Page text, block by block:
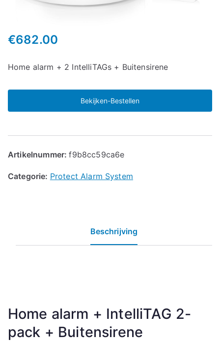
€682.00
Home alarm + 2 IntelliTAGs + Buitensirene
Bekijken-Bestellen
Artikelnummer:f9b8cc59ca6e
Categorie: Protect Alarm System
Beschrijving
Home alarm + IntelliTAG 2-
pack + Buitensirene